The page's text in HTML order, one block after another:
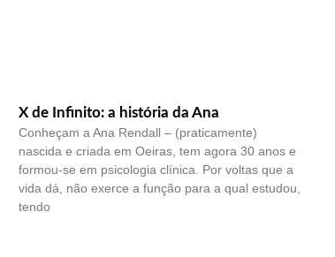
X de Infinito: a história da Ana
Conheçam a Ana Rendall – (praticamente)
nascida e criada em Oeiras, tem agora 30 anos e
formou-se em psicologia clínica. Por voltas que a
vida dá, não exerce a função para a qual estudou,
tendo